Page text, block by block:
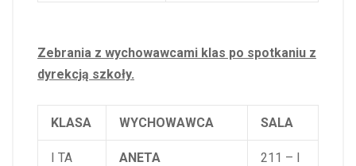
Zebrania z wychowawcami klas po spotkaniu z
dyrekcją szkoły.
KLASA WYCHOWAWCA SALA
I TA
ANETA
211 – I